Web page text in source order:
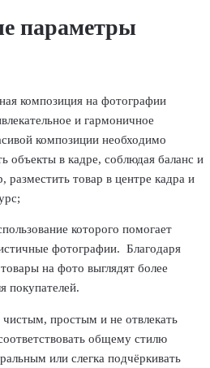
параметры
композиция на фотографии
и гармоничное
композиции необходимо
объекты в кадре, соблюдая баланс и
товар в центре кадра и
которого помогает
фотографии. Благодаря
на фото выглядят более
покупателей.
простым и не отвлекать
общему стилю
или слегка подчёркивать